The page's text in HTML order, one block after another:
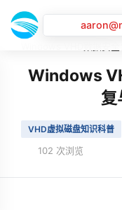
首页
最新动态
Windows
复
VHD虚拟磁盘知识科普
102 次浏览